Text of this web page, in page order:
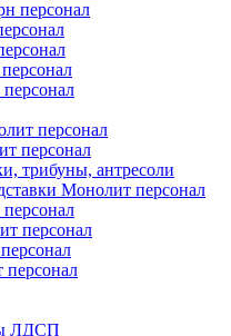
персонал
персонал
персонал
трибуны, антресоли
Монолит персонал
персонал
ЛДСП